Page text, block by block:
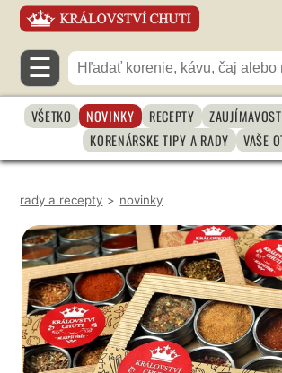
☰
VŠETKO NOVINKY RECEPTY
KORENÁRSKE TIPY A RADY
VAŠE
rady a recepty > novinky